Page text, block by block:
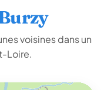
voisines dans un
Loire.